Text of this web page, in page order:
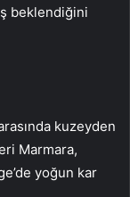
beklendiğini
kuzeyden
Marmara,
yoğun kar